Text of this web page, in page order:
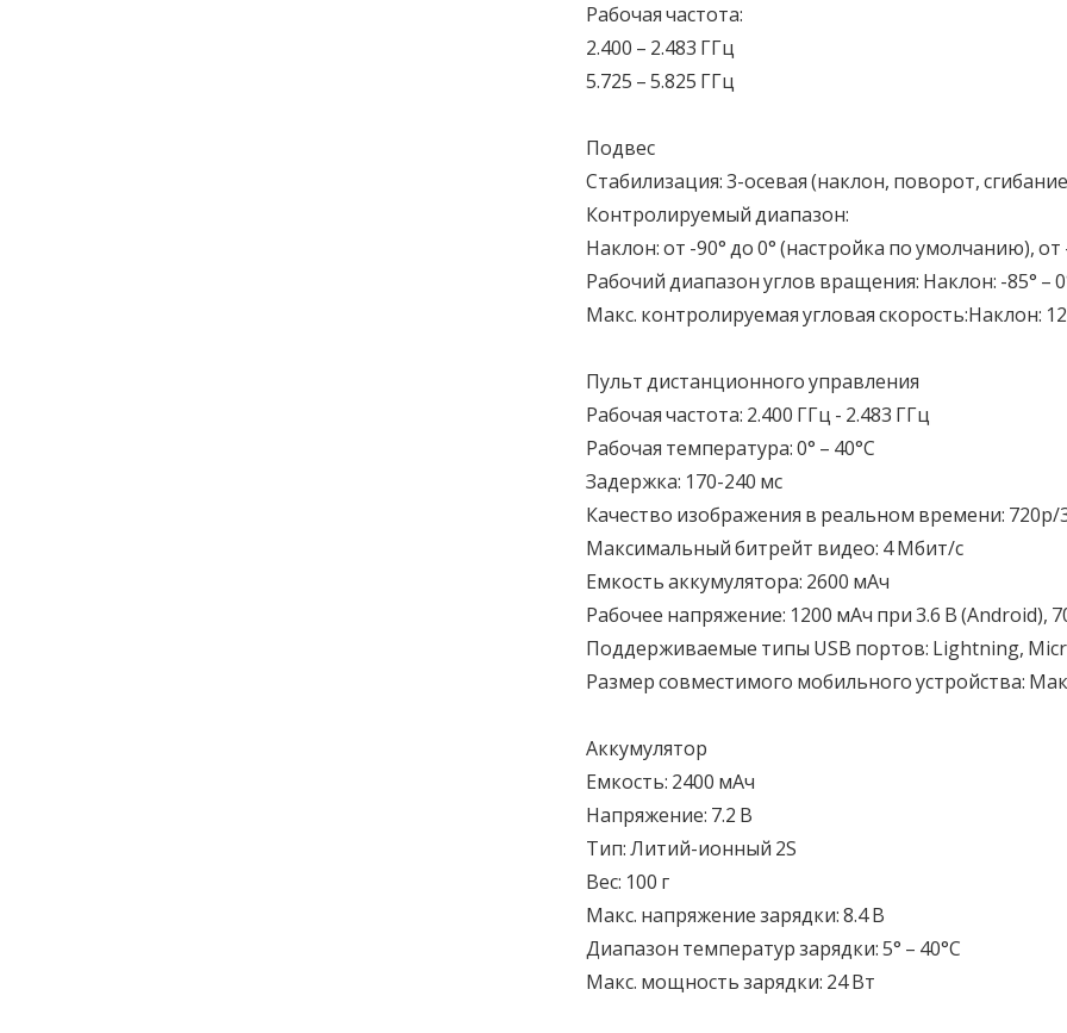
Рабочая частота:
2.400 – 2.483 ГГц
5.725 – 5.825 ГГц
Подвес
Стабилизация: 3-осевая (наклон, поворот,
Контролируемый диапазон:
Наклон: от -90° до 0° (настройка по умолчанию),
Рабочий диапазон углов вращения: Наклон: -85° –
Макс. контролируемая угловая скорость:Наклон:
Пульт дистанционного управления
Рабочая частота: 2.400 ГГц - 2.483 ГГц
Рабочая температура: 0° – 40°C
Задержка: 170-240 мс
Качество изображения в реальном времени: 720p/
Максимальный битрейт видео: 4 Мбит/с
Емкость аккумулятора: 2600 мАч
Рабочее напряжение: 1200 мАч при 3.6 В (Android),
Поддерживаемые типы USB портов: Lightning,
Размер совместимого мобильного устройства:
Аккумулятор
Емкость: 2400 мАч
Напряжение: 7.2 В
Тип: Литий-ионный 2S
Вес: 100 г
Макс. напряжение зарядки: 8.4 В
Диапазон температур зарядки: 5° – 40°C
Макс. мощность зарядки: 24 Вт